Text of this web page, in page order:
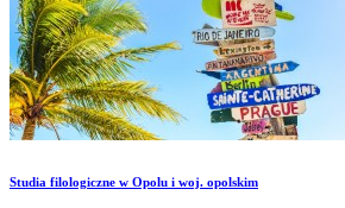
Studia filologiczne w Opolu i woj. opolskim